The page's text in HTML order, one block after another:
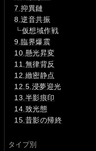
7.抑異鏈
8.逆音共振
┗仮想域作戦
9.臨界爆震
10.懸光昇変
11.無律背反
12.緻密静点
12.5.浸夢迎光
13.半影痕印
14.致光態
15.昔影の帰終
タイプ別